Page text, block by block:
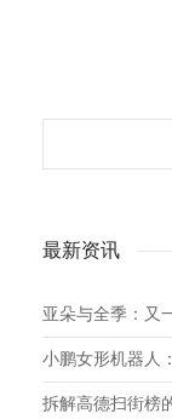
最新资讯
亚朵与全季：又
小鹏女形机器人
拆解高德扫街榜